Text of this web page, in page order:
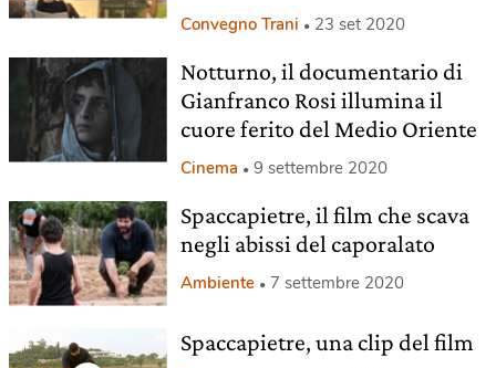
Convegno Trani 23 set 2020
Notturno, il documentario di
Gianfranco Rosi illumina il
cuore ferito del Medio Oriente
Cinema 9 settembre 2020
Spaccapietre, il film che scava
negli abissi del caporalato
Ambiente 7 settembre 2020
Spaccapietre, una clip del film